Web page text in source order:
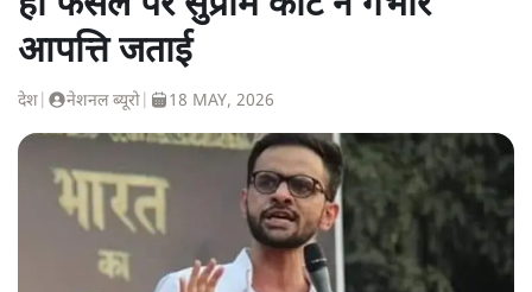
आपत्ति जताई
देश नेशनल ब्यूरो 18 MAY, 2026